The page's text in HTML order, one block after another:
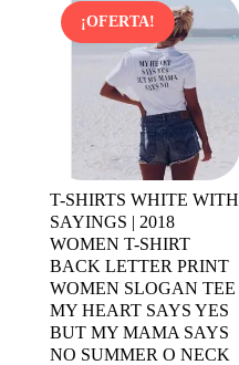
era:
10,99$.
es:
5,82$.
¡OFERTA!
T-SHIRTS WHITE WITH
SAYINGS | 2018
WOMEN T-SHIRT
BACK LETTER PRINT
WOMEN SLOGAN TEE
MY HEART SAYS YES
BUT MY MAMA SAYS
NO SUMMER O NECK